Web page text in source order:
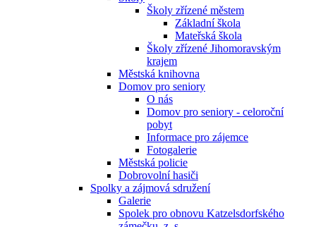
Školy zřízené městem
Základní škola
Mateřská škola
Školy zřízené Jihomoravským
krajem
Městská knihovna
Domov pro seniory
O nás
Domov pro seniory - celoroční
pobyt
Informace pro zájemce
Fotogalerie
Městská policie
Dobrovolní hasiči
Spolky a zájmová sdružení
Galerie
Spolek pro obnovu Katzelsdorfského